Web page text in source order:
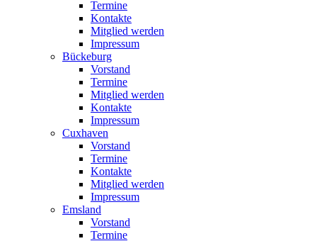
Termine
Kontakte
Mitglied werden
Impressum
Bückeburg
Vorstand
Termine
Mitglied werden
Kontakte
Impressum
Cuxhaven
Vorstand
Termine
Kontakte
Mitglied werden
Impressum
Emsland
Vorstand
Termine